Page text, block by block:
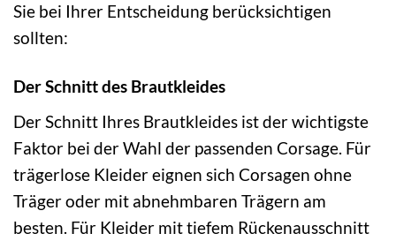
Sie bei Ihrer Entscheidung berücksichtigen
sollten:
Der Schnitt des Brautkleides
Der Schnitt Ihres Brautkleides ist der wichtigste
Faktor bei der Wahl der passenden Corsage. Für
trägerlose Kleider eignen sich Corsagen ohne
Träger oder mit abnehmbaren Trägern am
besten. Für Kleider mit tiefem Rückenausschnitt